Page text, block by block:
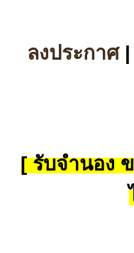
ลงประกาศ|
[ รับจำนอง